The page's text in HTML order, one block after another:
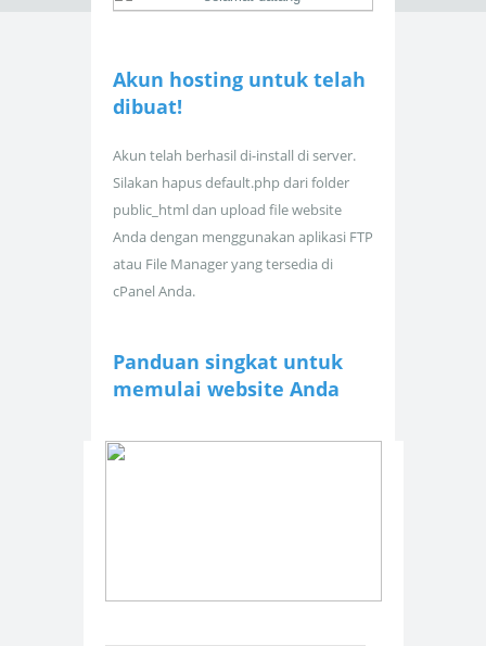
Akun hosting untuk telah
dibuat!
Akun telah berhasil di-install di server.
Silakan hapus default.php dari folder
public_html dan upload file website
Anda dengan menggunakan aplikasi FTP
atau File Manager yang tersedia di
cPanel Anda.
Panduan singkat untuk
memulai website Anda